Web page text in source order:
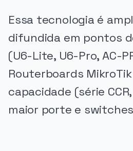
Essa tecnologia é
difundida em pontos
(U6-Lite, U6-Pro, AC-
Routerboards
capacidade (série
maior porte e switches